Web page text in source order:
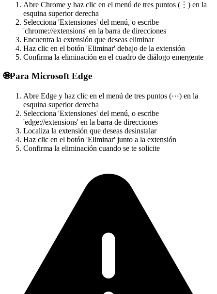
Abre Chrome y haz clic en el menú de tres puntos (⋮) en la
esquina superior derecha
Selecciona 'Extensiones' del menú, o escribe
'chrome://extensions' en la barra de direcciones
Encuentra la extensión que deseas eliminar
Haz clic en el botón 'Eliminar' debajo de la extensión
Confirma la eliminación en el cuadro de diálogo emergente
🌐Para Microsoft Edge
Abre Edge y haz clic en el menú de tres puntos (⋯) en la
esquina superior derecha
Selecciona 'Extensiones' del menú, o escribe
'edge://extensions' en la barra de direcciones
Localiza la extensión que deseas desinstalar
Haz clic en el botón 'Eliminar' junto a la extensión
Confirma la eliminación cuando se te solicite